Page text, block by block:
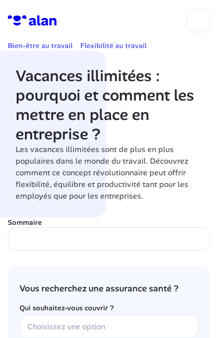
Bien-être au travail Flexibilité au travail
Vacances illimitées :
pourquoi et comment les
mettre en place en
entreprise ?
Les vacances illimitées sont de plus en plus
populaires dans le monde du travail. Découvrez
comment ce concept révolutionnaire peut offrir
flexibilité, équilibre et productivité tant pour les
employés que pour les entreprises.
Sommaire
Vous recherchez une assurance santé ?
Qui souhaitez-vous couvrir ?